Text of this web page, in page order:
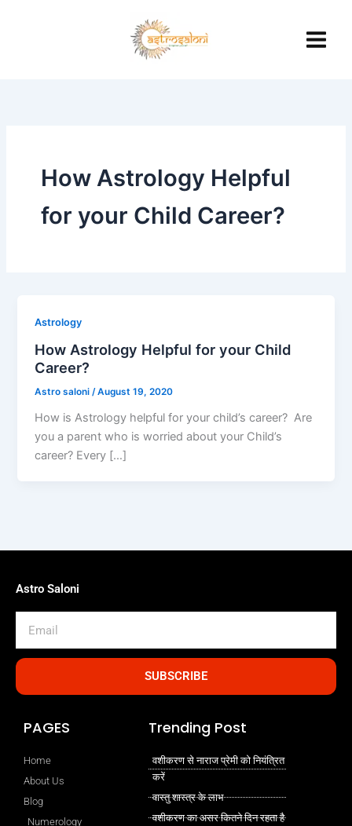
How Astrology Helpful
for your Child Career?
Astrology
How Astrology Helpful for your Child
Career?
Astro saloni /August 19, 2020
How is Astrology helpful for your child’s career? Are
you a parent who is worried about your Child’s
career? Every […]
Astro Saloni
SUBSCRIBE
PAGES
Home
About Us
Blog
Numerology
Trending Post
वशीकरण से नाराज प्रेमी को नियंत्रित
करें
वास्तु शास्त्र के लाभ
वशीकरण का असर कितने दिन रहता है